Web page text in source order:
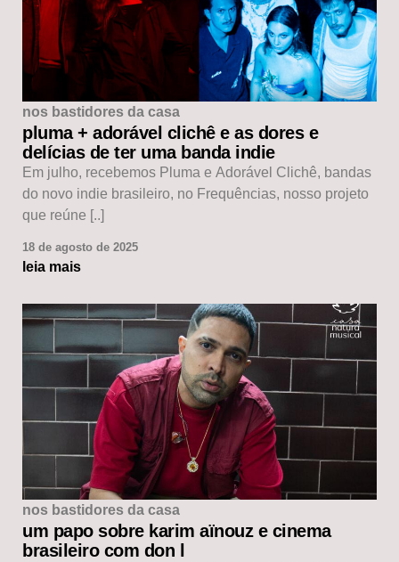
nos bastidores da casa
pluma + adorável clichê e as dores e
delícias de ter uma banda indie
Em julho, recebemos Pluma e Adorável Clichê, bandas
do novo indie brasileiro, no Frequências, nosso projeto
que reúne [..]
18 de agosto de 2025
leia mais
nos bastidores da casa
um papo sobre karim aïnouz e cinema
brasileiro com don l